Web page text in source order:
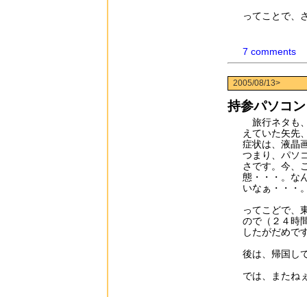
ってことで、
7 comments
2005/08/13>
持参パソコ
旅行ネタも
えていた矢先
症状は、液晶
つまり、パソ
さです。今、
態・・・。な
いなぁ・・・
ってこどで、
ので（２４時
したがだめで
後は、帰国し
では、またね